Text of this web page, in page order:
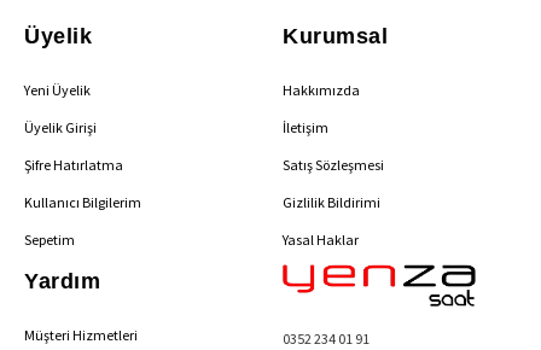
Üyelik
Yeni Üyelik
Üyelik Girişi
Şifre Hatırlatma
Kullanıcı Bilgilerim
Sepetim
Kurumsal
Hakkımızda
İletişim
Satış Sözleşmesi
Gizlilik Bildirimi
Yasal Haklar
Yardım
Müşteri Hizmetleri 0352 234 01 91